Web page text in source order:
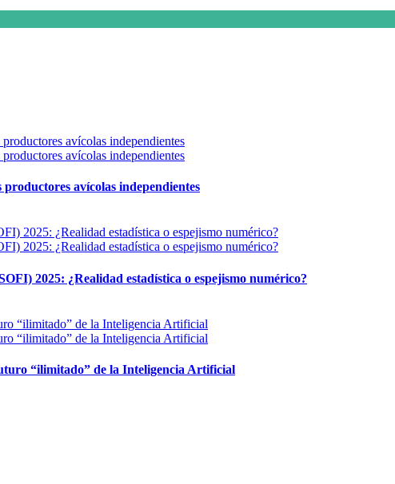
avícolas independientes
2025: ¿Realidad estadística o espejismo numérico?
“ilimitado” de la Inteligencia Artificial